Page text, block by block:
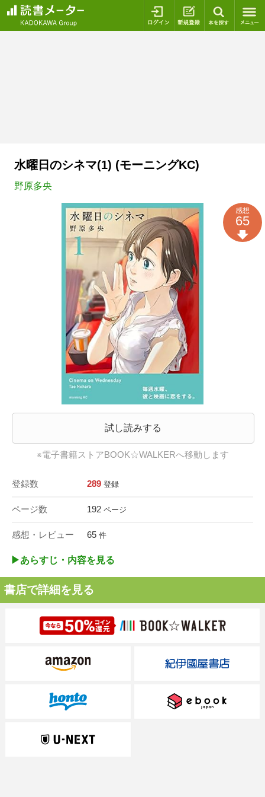
ログイン 新規登録
水曜日のシネマ(1) (モーニングKC)
野原多央
試し読みする
※電子書籍ストアBOOK☆WALKERへ移動します
登録数 289 登録
ページ数 192 ページ
感想・レビュー 65 件
感想
65
▶︎あらすじ・内容を見る
書店で詳細を見る